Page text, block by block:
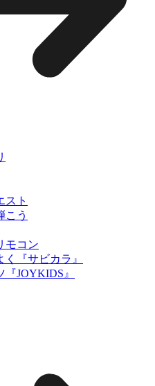
スト
こう
モコン
『サビカラ』
JOYKIDS』